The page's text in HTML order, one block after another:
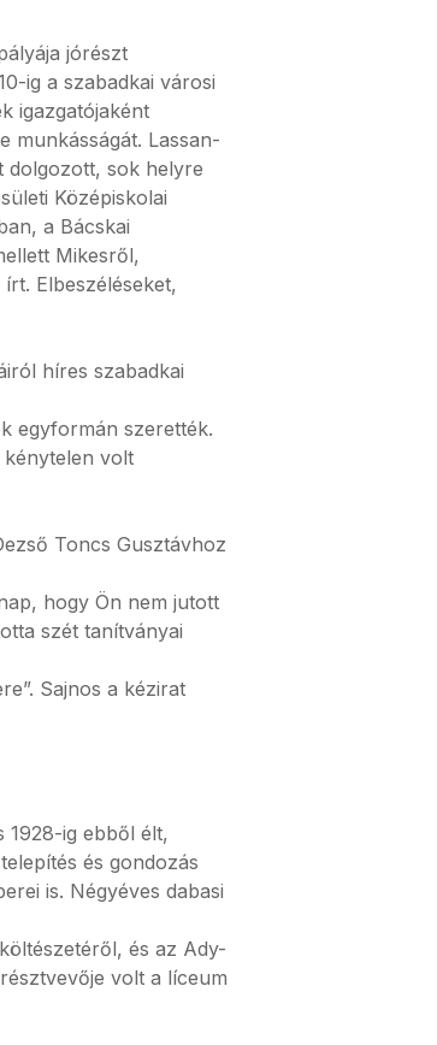
jórészt
ig a szabadkai városi
igazgatójaként
munkásságát. Lassan-
dolgozott, sok helyre
Középiskolai
a Bácskai
Mikesről,
Elbeszéléseket,
híres szabadkai
egyformán szerették.
volt
Toncs Gusztávhoz
hogy Ön nem jutott
szét tanítványai
Sajnos a kézirat
1928-ig ebből élt,
és gondozás
is. Négyéves dabasi
és az Ady-
volt a líceum